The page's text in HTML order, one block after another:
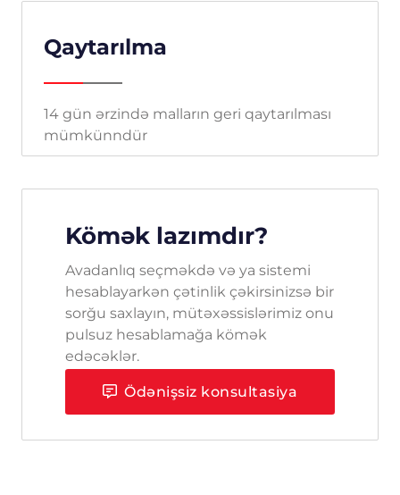
Qaytarılma
14 gün ərzində malların geri qaytarılması
mümkünndür
Kömək lazımdır?
Avadanlıq seçməkdə və ya sistemi
hesablayarkən çətinlik çəkirsinizsə bir
sorğu saxlayın, mütəxəssislərimiz onu
pulsuz hesablamağa kömək
edəcəklər.
Ödənişsiz konsultasiya